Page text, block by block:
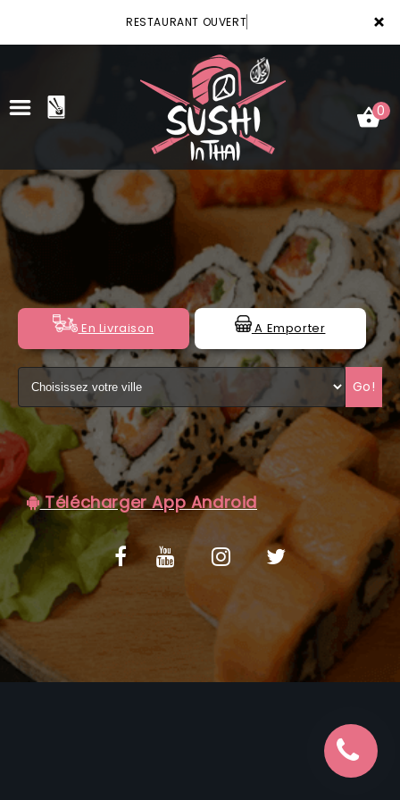
×
RESTAURANT OUVERT
ACCUEIL
VOTRE COMPTE
NOTRE RESTAURANT
VOS AVIS
MENTIONS LÉGALES
C.G.V
0
En Livraison A Emporter
Go!
Télécharger App Android